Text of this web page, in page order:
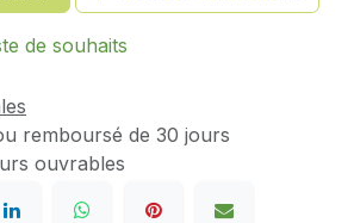
de souhaits
remboursé de 30 jours
ouvrables